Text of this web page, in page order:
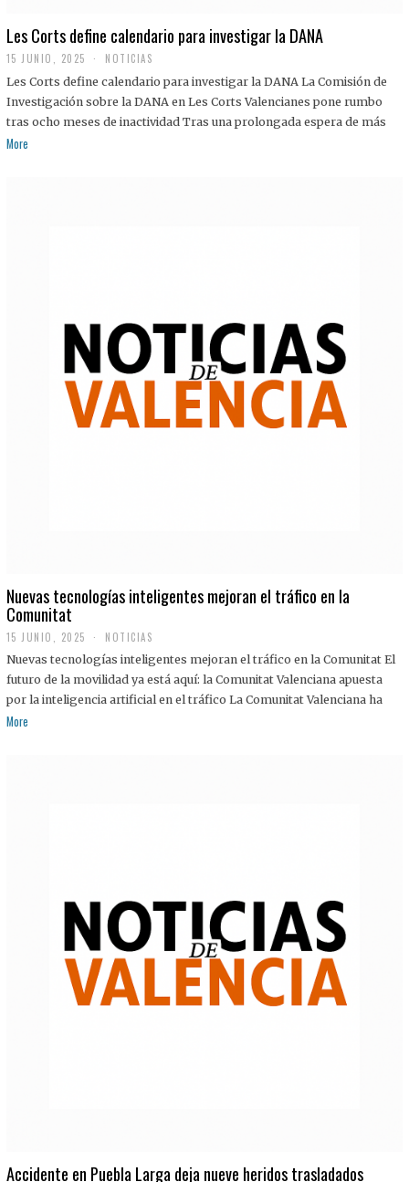
Les Corts define calendario para investigar la DANA
15 JUNIO, 2025 NOTICIAS
Les Corts define calendario para investigar la DANA La Comisión de
Investigación sobre la DANA en Les Corts Valencianes pone rumbo
tras ocho meses de inactividad Tras una prolongada espera de más
More
Nuevas tecnologías inteligentes mejoran el tráfico en la
Comunitat
15 JUNIO, 2025 NOTICIAS
Nuevas tecnologías inteligentes mejoran el tráfico en la Comunitat El
futuro de la movilidad ya está aquí: la Comunitat Valenciana apuesta
por la inteligencia artificial en el tráfico La Comunitat Valenciana ha
More
Accidente en Puebla Larga deja nueve heridos trasladados